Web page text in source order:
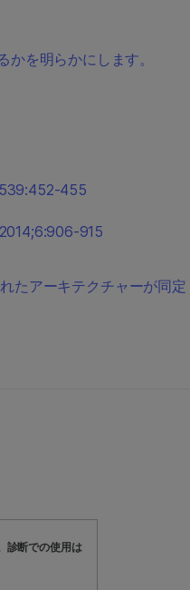
を明らかにします。
455
915
たアーキテクチャーが同定
診断での使用は